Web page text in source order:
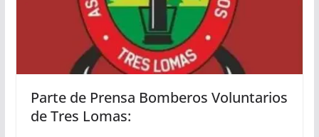
Parte de Prensa Bomberos Voluntarios
de Tres Lomas: